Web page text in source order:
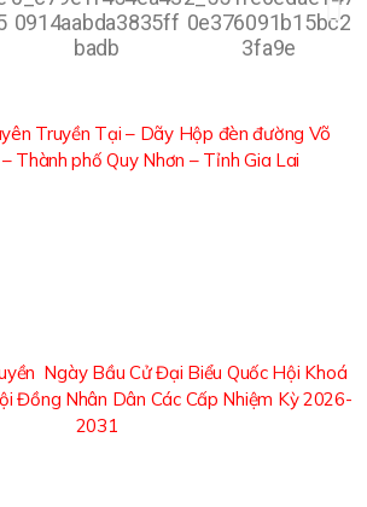
Truyền Tại – Dãy Hộp đèn đường Võ
Thành phố Quy Nhơn – Tỉnh Gia Lai
Ngày Bầu Cử Đại Biểu Quốc Hội Khoá
Đồng Nhân Dân Các Cấp Nhiệm Kỳ 2026-
2031